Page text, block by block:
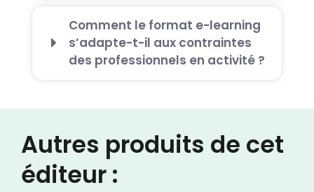
Comment le format e-learning
s’adapte-t-il aux contraintes
des professionnels en activité ?
Autres produits de cet
éditeur :